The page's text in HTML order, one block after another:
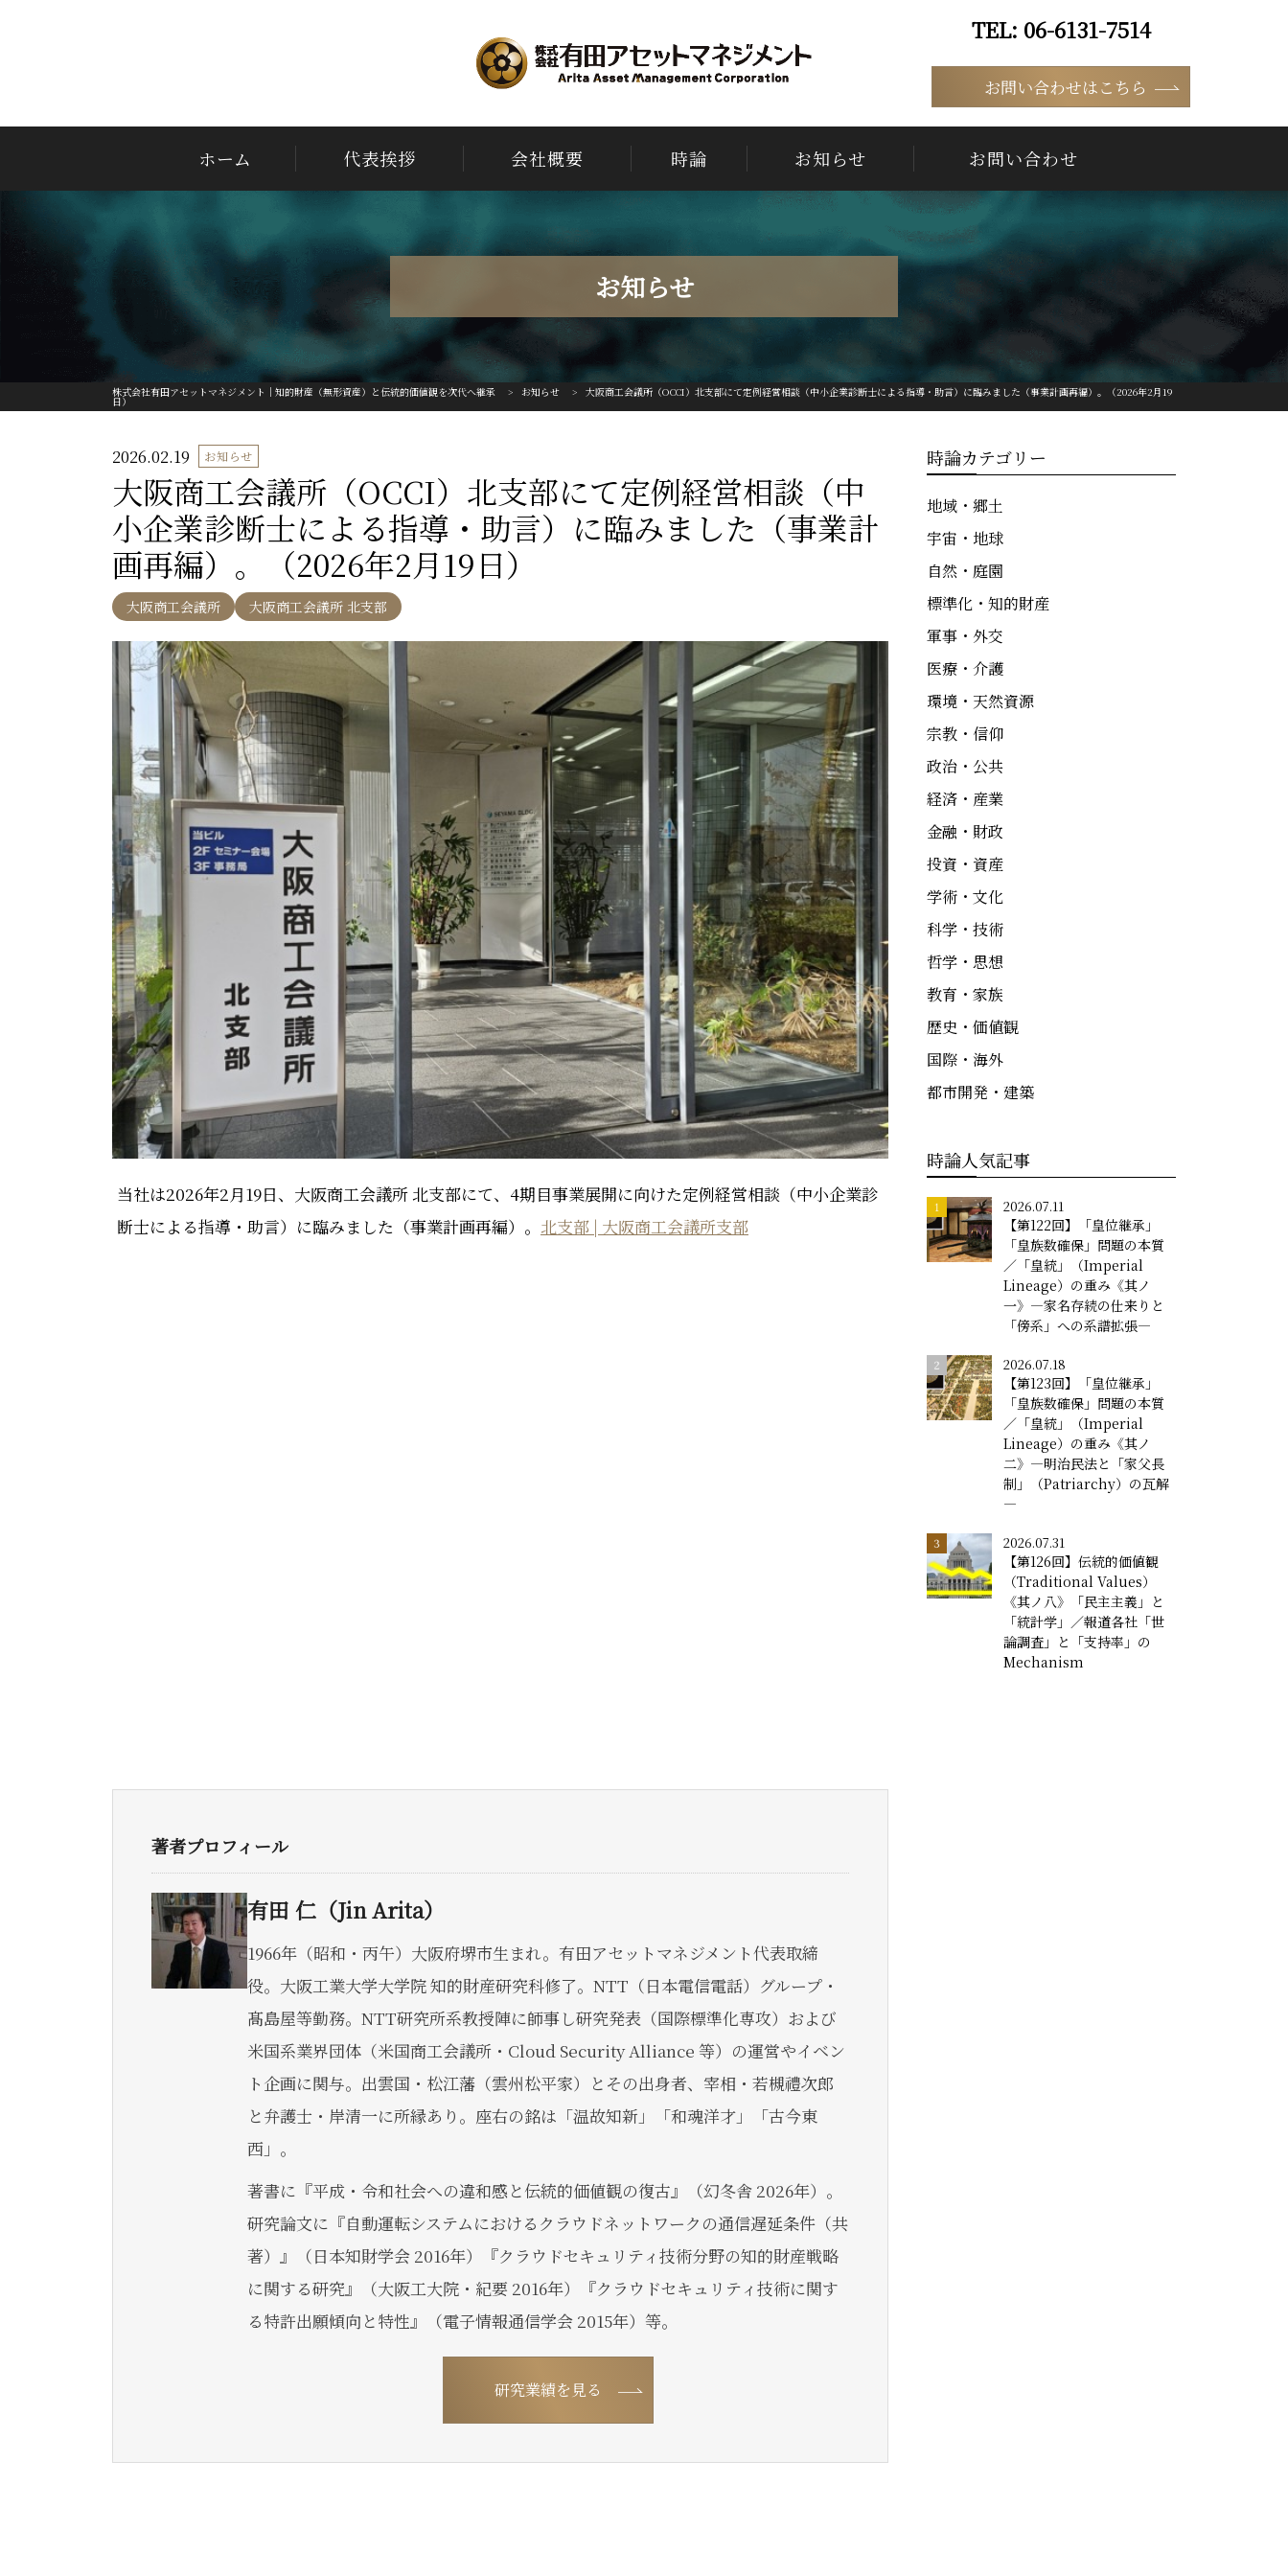
06-6131-7514
お問い合わせはこちら
ホーム 代表挨拶 会社概要 時論 お知らせ お問い合わせ
お知らせ
株式会社有田アセットマネジメント｜知的財産（無形資産）と伝統的価値観を次代へ継承 > お知らせ > 大阪商工会議所（OCCI）北支部にて定例経営相談（中小企業診断士による指導・助言）に臨みました（事業計画再編）。（2026年2月19
日）
2026.02.19 お知らせ
大阪商工会議所（OCCI）北支部にて定例経営相談（中
小企業診断士による指導・助言）に臨みました（事業計
画再編）。（2026年2月19日）
大阪商工会議所 大阪商工会議所 北支部
当社は2026年2月19日、大阪商工会議所 北支部にて、4期目事業展開に向けた定例経営相談（中小企業診
断士による指導・助言）に臨みました（事業計画再編）。 北支部 | 大阪商工会議所支部
著者プロフィール
有田 仁（Jin Arita）
1966年（昭和・丙午）大阪府堺市生まれ。有田アセットマネジメント代表取締
役。大阪工業大学大学院 知的財産研究科修了。NTT（日本電信電話）グループ・
髙島屋等勤務。NTT研究所系教授陣に師事し研究発表（国際標準化専攻）および
米国系業界団体（米国商工会議所・Cloud Security Alliance 等）の運営やイベン
ト企画に関与。出雲国・松江藩（雲州松平家）とその出身者、宰相・若槻禮次郎
と弁護士・岸清一に所縁あり。座右の銘は「温故知新」「和魂洋才」「古今東
西」。
著書に『平成・令和社会への違和感と伝統的価値観の復古』（幻冬舎 2026年）。
研究論文に『自動運転システムにおけるクラウドネットワークの通信遅延条件（共
著）』（日本知財学会 2016年）『クラウドセキュリティ技術分野の知的財産戦略
に関する研究』（大阪工大院・紀要 2016年）『クラウドセキュリティ技術に関す
る特許出願傾向と特性』（電子情報通信学会 2015年）等。
研究業績を見る
時論カテゴリー
地域・郷土
宇宙・地球
自然・庭園
標準化・知的財産
軍事・外交
医療・介護
環境・天然資源
宗教・信仰
政治・公共
経済・産業
金融・財政
投資・資産
学術・文化
科学・技術
哲学・思想
教育・家族
歴史・価値観
国際・海外
都市開発・建築
時論人気記事
2026.07.11
【第122回】「皇位継承」
「皇族数確保」問題の本質
／「皇統」（Imperial
Lineage）の重み《其ノ
一》―家名存続の仕来りと
「傍系」への系譜拡張―
2026.07.18
【第123回】「皇位継承」
「皇族数確保」問題の本質
／「皇統」（Imperial
Lineage）の重み《其ノ
二》―明治民法と「家父長
制」（Patriarchy）の瓦解
―
2026.07.31
【第126回】伝統的価値観
（Traditional Values）
《其ノ八》「民主主義」と
「統計学」／報道各社「世
論調査」と「支持率」の
Mechanism